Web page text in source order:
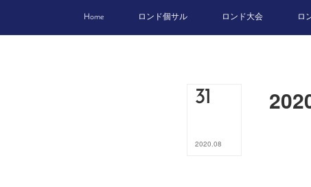
Home ロンド個サル ロンド大会 ロ
31
2020.08